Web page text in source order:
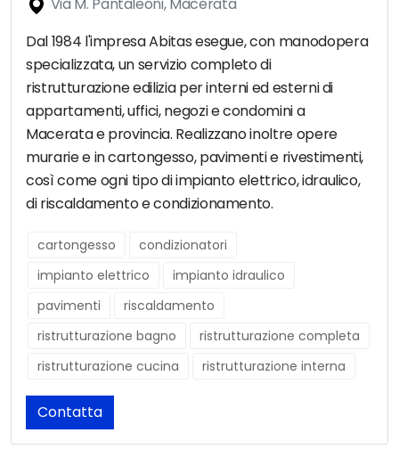
Via M. Pantaleoni, Macerata
Dal 1984 l'impresa Abitas esegue, con manodopera
specializzata, un servizio completo di
ristrutturazione edilizia per interni ed esterni di
appartamenti, uffici, negozi e condomini a
Macerata e provincia. Realizzano inoltre opere
murarie e in cartongesso, pavimenti e rivestimenti,
così come ogni tipo di impianto elettrico, idraulico,
di riscaldamento e condizionamento.
cartongesso
condizionatori
impianto elettrico
impianto idraulico
pavimenti
riscaldamento
ristrutturazione bagno
ristrutturazione completa
ristrutturazione cucina
ristrutturazione interna
Contatta